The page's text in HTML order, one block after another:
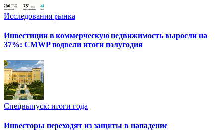
Исследования рынка
Инвестиции в коммерческую недвижимость выросли на
37%: CMWP подвели итоги полугодия
Спецвыпуск: итоги года
Инвесторы переходят из защиты в нападение